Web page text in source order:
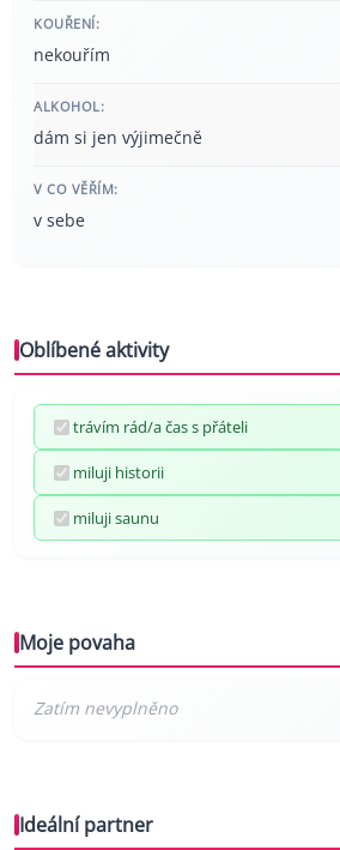
KOUŘENÍ:
nekouřím
ALKOHOL:
dám si jen výjimečně
V CO VĚŘÍM:
v sebe
Oblíbené aktivity
trávím rád/a čas s přáteli
miluji historii
miluji saunu
Moje povaha
Ideální partner